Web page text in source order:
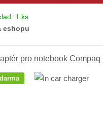
1 ks
eshopu
pro notebook Compaq